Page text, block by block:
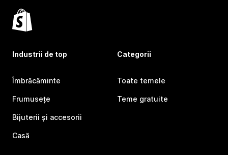
Industrii de top
Îmbrăcăminte
Frumusețe
Bijuterii și accesorii
Casă
Categorii
Toate temele
Teme gratuite